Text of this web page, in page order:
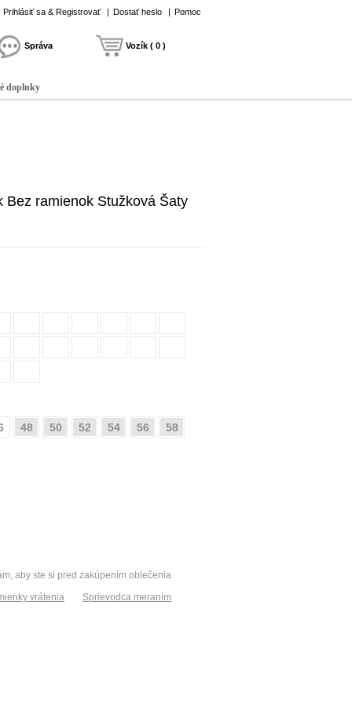
Prihlásiť sa & Registrovať | Dostať heslo | Pomoc
Správa Vozík ( 0 )
doplnky
Bez ramienok Stužková Šaty
48 50 52 54 56
58
aby ste si pred zakúpením oblečenia
vrátenia Sprievodca meraním